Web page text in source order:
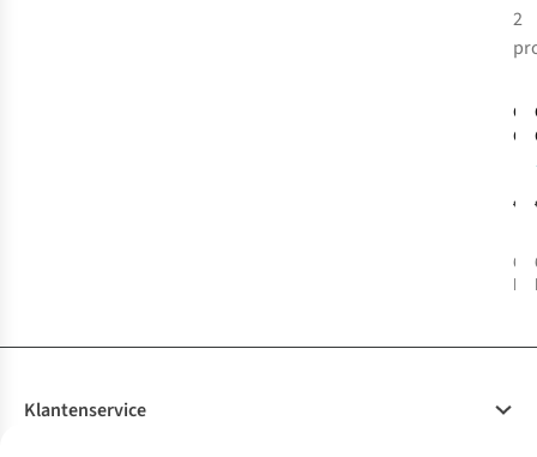
2
6
Klantenservice